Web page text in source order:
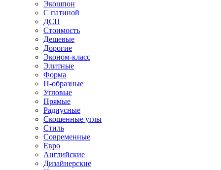
Экошпон
С патиной
ДСП
Стоимость
Дешевые
Дорогие
Эконом-класс
Элитные
Форма
П-образные
Угловые
Прямые
Радиусные
Скошенные углы
Стиль
Современные
Евро
Английские
Дизайнерские